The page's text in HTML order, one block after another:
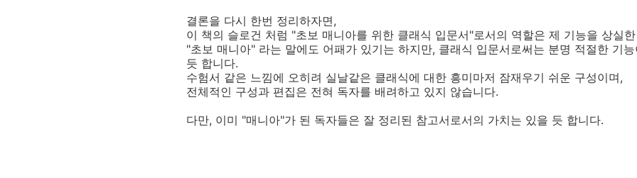
결론을 다시 한번 정리하자면,
이 책의 슬로건 처럼 "초보 매니아를 위한 클래식 입문서"로서의 역할은 제 기능을 상실
"초보 매니아" 라는 말에도 어패가 있기는 하지만, 클래식 입문서로써는 분명 적절한 기
듯 합니다.
수험서 같은 느낌에 오히려 실날같은 클래식에 대한 흥미마저 잠재우기 쉬운 구성이며,
전체적인 구성과 편집은 전혀 독자를 배려하고 있지 않습니다.
다만, 이미 "매니아"가 된 독자들은 잘 정리된 참고서로서의 가치는 있을 듯 합니다.